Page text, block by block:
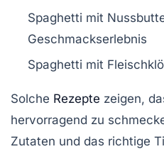
Spaghetti mit
Geschmackserlebnis
Spaghetti mit
Solche Rezepte zeigen,
hervorragend zu
Zutaten und das richtige